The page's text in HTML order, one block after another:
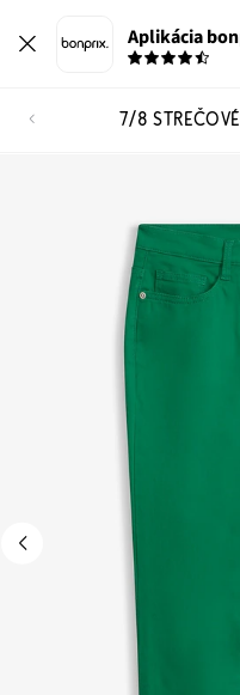
Aplikácia
7/8